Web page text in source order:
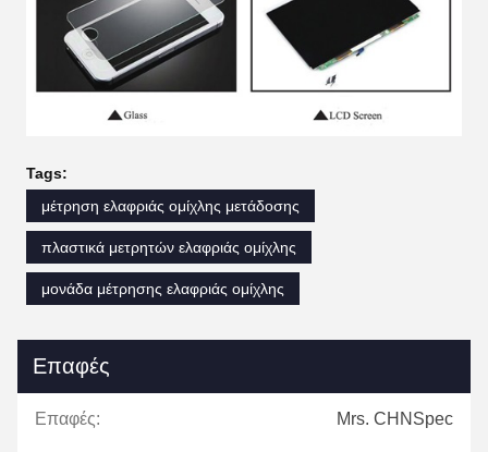
Tags:
μέτρηση ελαφριάς ομίχλης μετάδοσης
πλαστικά μετρητών ελαφριάς ομίχλης
μονάδα μέτρησης ελαφριάς ομίχλης
Επαφές
Επαφές: Mrs. CHNSpec